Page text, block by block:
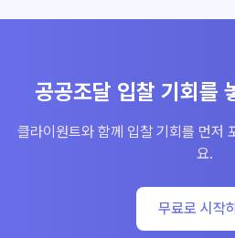
공공조달 입찰 기회를
클라이원트와 함께 입찰 기회를 먼저
요.
무료로 시작